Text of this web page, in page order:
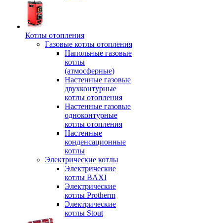
Котлы отопления
Газовые котлы отопления
Напольные газовые
котлы
(атмосферные)
Настенные газовые
двухконтурные
котлы отопления
Настенные газовые
одноконтурные
котлы отопления
Настенные
конденсационные
котлы
Электрические котлы
Электрические
котлы BAXI
Электрические
котлы Protherm
Электрические
котлы Stout